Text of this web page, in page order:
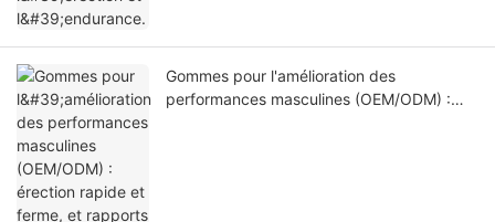
Gommes pour l'amélioration des
performances masculines (OEM/ODM) :